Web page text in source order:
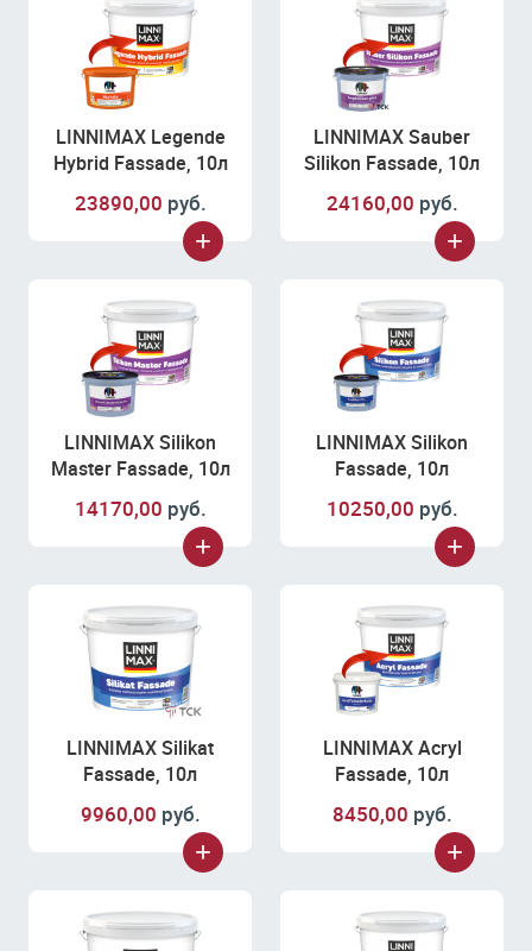
LINNIMAX Legende
Hybrid Fassade, 10л
23890,00 руб.
LINNIMAX Sauber
Silikon Fassade, 10л
24160,00 руб.
LINNIMAX Silikon
Master Fassade, 10л
14170,00 руб.
LINNIMAX Silikon
Fassade, 10л
10250,00 руб.
LINNIMAX Silikat
Fassade, 10л
9960,00 руб.
LINNIMAX Acryl
Fassade, 10л
8450,00 руб.